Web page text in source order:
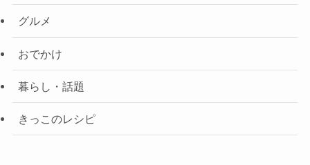
グルメ
おでかけ
暮らし・話題
きっこのレシピ